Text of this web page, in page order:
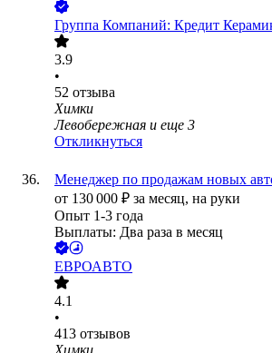
Группа Компаний: Кредит
3.9
•
52 отзыва
Химки
Левобережная и еще 3
Откликнуться
Менеджер по продажам новых
от 130 000 ₽ за месяц, на руки
Опыт 1-3 года
Выплаты: Два раза в месяц
ЕВРОАВТО
4.1
•
413 отзывов